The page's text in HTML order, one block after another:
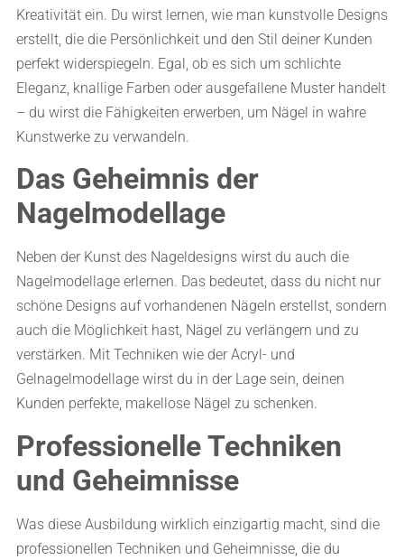
Kreativität ein. Du wirst lernen, wie man kunstvolle Designs
erstellt, die die Persönlichkeit und den Stil deiner Kunden
perfekt widerspiegeln. Egal, ob es sich um schlichte
Eleganz, knallige Farben oder ausgefallene Muster handelt
– du wirst die Fähigkeiten erwerben, um Nägel in wahre
Kunstwerke zu verwandeln.
Das Geheimnis der
Nagelmodellage
Neben der Kunst des Nageldesigns wirst du auch die
Nagelmodellage erlernen. Das bedeutet, dass du nicht nur
schöne Designs auf vorhandenen Nägeln erstellst, sondern
auch die Möglichkeit hast, Nägel zu verlängern und zu
verstärken. Mit Techniken wie der Acryl- und
Gelnagelmodellage wirst du in der Lage sein, deinen
Kunden perfekte, makellose Nägel zu schenken.
Professionelle Techniken
und Geheimnisse
Was diese Ausbildung wirklich einzigartig macht, sind die
professionellen Techniken und Geheimnisse, die du